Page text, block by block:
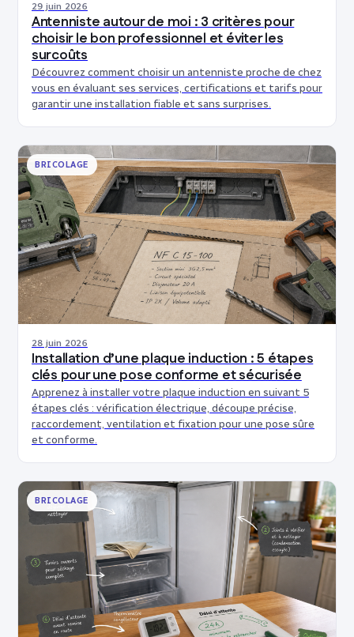
Antenniste autour de moi : 3 critères pour
choisir le bon professionnel et éviter les
surcoûts
29 juin 2026
Découvrez comment choisir un antenniste proche de chez
vous en évaluant ses services, certifications et tarifs pour
garantir une installation fiable et sans surprises.
BRICOLAGE
Installation d’une plaque induction : 5 étapes
clés pour une pose conforme et sécurisée
28 juin 2026
Apprenez à installer votre plaque induction en suivant 5
étapes clés : vérification électrique, découpe précise,
raccordement, ventilation et fixation pour une pose sûre
et conforme.
BRICOLAGE